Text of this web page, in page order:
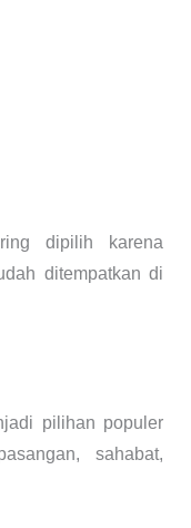
dipilih karena
ditempatkan di
pilihan populer
sahabat,